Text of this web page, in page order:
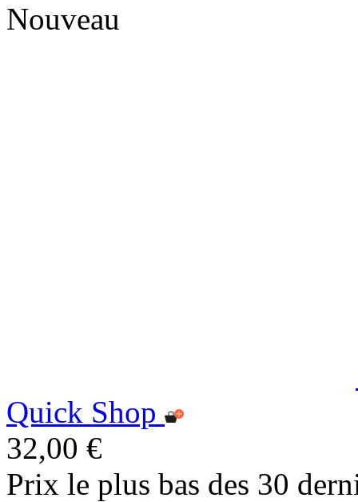
Nouveau
Quick Shop
32,00 €
Prix le plus bas des 30